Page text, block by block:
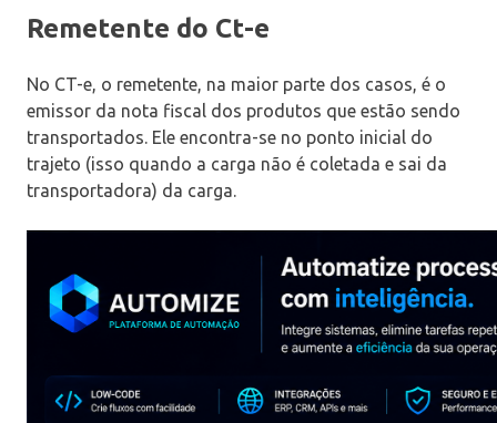
Remetente do Ct-e
No CT-e, o remetente, na maior parte dos casos, é o
emissor da nota fiscal dos produtos que estão sendo
transportados. Ele encontra-se no ponto inicial do
trajeto (isso quando a carga não é coletada e sai da
transportadora) da carga.